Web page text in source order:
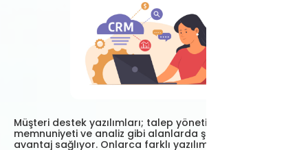
Müşteri destek yazılımları; talep yönetimi, müşteri
memnuniyeti ve analiz gibi alanlarda şirketlere pek çok
avantaj sağlıyor. Onlarca farklı yazılım arasında